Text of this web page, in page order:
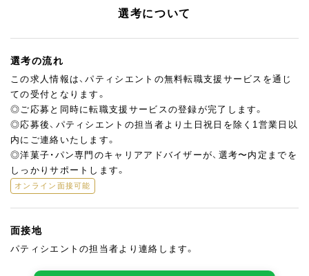
選考について
選考の流れ
この求人情報は、パティシエントの無料転職支援サービスを通じ
ての受付となります。
◎ご応募と同時に転職支援サービスの登録が完了します。
◎応募後、パティシエントの担当者より土日祝日を除く1営業日以
内にご連絡いたします。
◎洋菓子・パン専門のキャリアアドバイザーが、選考〜内定までを
しっかりサポートします。
オンライン面接可能
面接地
パティシエントの担当者より連絡します。